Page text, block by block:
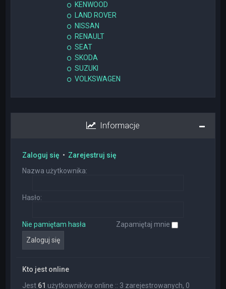
KENWOOD
LAND ROVER
NISSAN
RENAULT
SEAT
SKODA
SUZUKI
VOLKSWAGEN
Informacje
Zaloguj się • Zarejestruj się
Nazwa użytkownika:
Hasło:
Nie pamiętam hasła Zapamiętaj mnie
Kto jest online
Jest 61 użytkowników online :: 3 zarejestrowanych, 0